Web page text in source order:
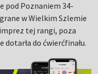
pod Poznaniem 34-
w Wielkim Szlemie
tej rangi, poza
do ćwierćfinału.